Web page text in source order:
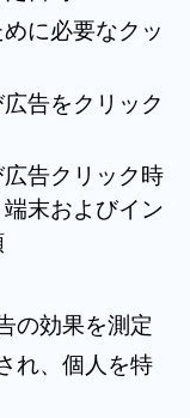
に必要なクッ
告をクリック
告クリック時
末およびイン
の効果を測定
れ、個人を特